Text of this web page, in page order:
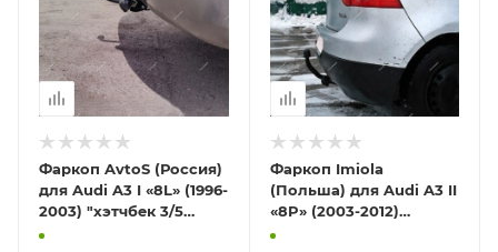
Фаркоп AvtoS (Россия)
для Audi A3 I «8L» (1996-
2003) "хэтчбек 3/5
дверей"
Фаркоп Imiola
(Польша) для Audi A3 II
«8P» (2003-2012)
"хэтчбек 3 двери"